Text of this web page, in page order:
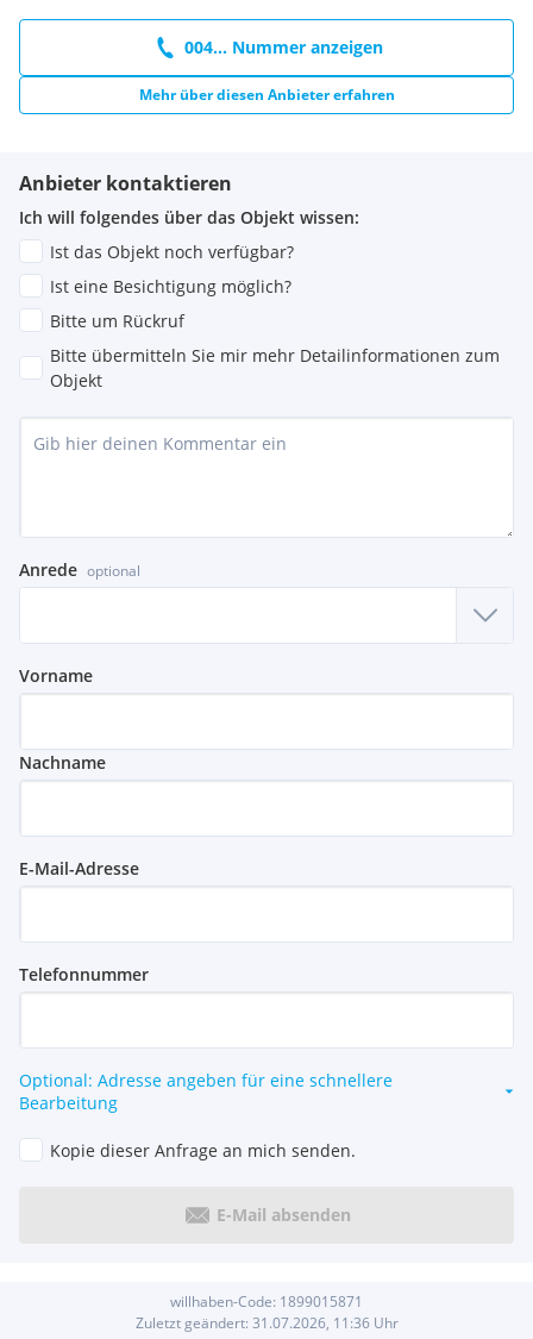
004... Nummer anzeigen
Mehr über diesen Anbieter erfahren
Anbieter kontaktieren
Ich will folgendes über das Objekt wissen:
Ist das Objekt noch verfügbar?
Ist eine Besichtigung möglich?
Bitte um Rückruf
Bitte übermitteln Sie mir mehr Detailinformationen zum
Objekt
Anrede optional
Vorname
Nachname
E-Mail-Adresse
Telefonnummer
Optional: Adresse angeben für eine schnellere
Bearbeitung
Kopie dieser Anfrage an mich senden.
E-Mail absenden
willhaben-Code: 1899015871
Zuletzt geändert: 31.07.2026, 11:36Uhr